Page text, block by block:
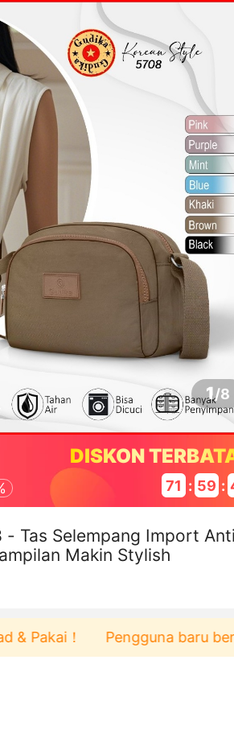
1/8
DISKON
71 : 59 :
- Tas Selempang Import
Makin Stylish
！ Pengguna baru